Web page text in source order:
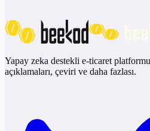
Yapay zeka destekli e-ticaret
açıklamaları, çeviri ve daha fazlası.